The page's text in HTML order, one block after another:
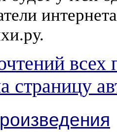
всех
страницу